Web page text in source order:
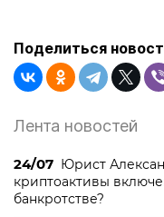
Поделиться
Лента новостей
24/07 Юрист
криптоактивы
банкротстве?